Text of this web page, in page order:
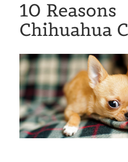
10 Reasons
Chihuahua